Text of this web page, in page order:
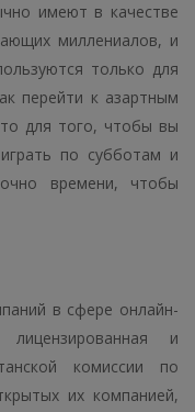
имеют в качестве
миллениалов, и
только для
перейти к азартным
для того, чтобы вы
по субботам и
времени, чтобы
в сфере онлайн-
и
комиссии по
их компанией,